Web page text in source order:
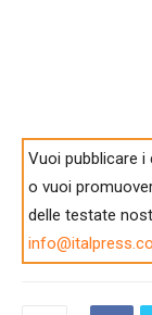
Vuoi pubblicare
o vuoi
delle testate